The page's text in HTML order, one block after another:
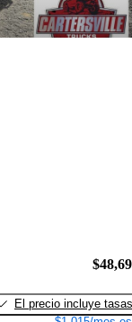
El precio incluye tasas